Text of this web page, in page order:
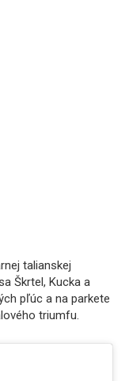
talianskej
Škrtel, Kucka a
pľúc a na parkete
triumfu.